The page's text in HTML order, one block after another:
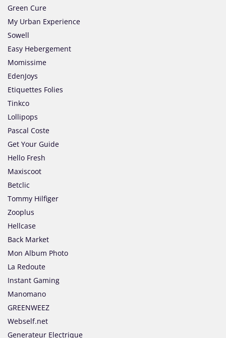
Green Cure
My Urban Experience
Sowell
Easy Hebergement
Momissime
EdenJoys
Etiquettes Folies
Tinkco
Lollipops
Pascal Coste
Get Your Guide
Hello Fresh
Maxiscoot
Betclic
Tommy Hilfiger
Zooplus
Hellcase
Back Market
Mon Album Photo
La Redoute
Instant Gaming
Manomano
GREENWEEZ
Webself.net
Generateur Electrique